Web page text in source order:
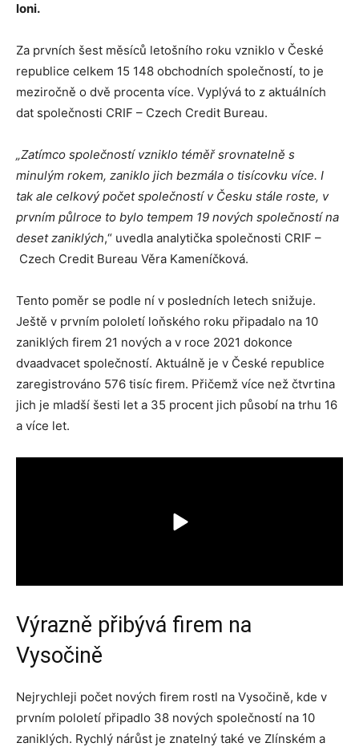
loni.
Za prvních šest měsíců letošního roku vzniklo v České
republice celkem 15 148 obchodních společností, to je
meziročně o dvě procenta více. Vyplývá to z aktuálních
dat společnosti CRIF – Czech Credit Bureau.
„Zatímco společností vzniklo téměř srovnatelně s
minulým rokem, zaniklo jich bezmála o tisícovku více. I
tak ale celkový počet společností v Česku stále roste, v
prvním půlroce to bylo tempem 19 nových společností na
deset zaniklých,“ uvedla analytička společnosti CRIF –
Czech Credit Bureau Věra Kameníčková.
Tento poměr se podle ní v posledních letech snižuje.
Ještě v prvním pololetí loňského roku připadalo na 10
zaniklých firem 21 nových a v roce 2021 dokonce
dvaadvacet společností. Aktuálně je v České republice
zaregistrováno 576 tisíc firem. Přičemž více než čtvrtina
jich je mladší šesti let a 35 procent jich působí na trhu 16
a více let.
Výrazně přibývá firem na
Vysočině
Nejrychleji počet nových firem rostl na Vysočině, kde v
prvním pololetí připadlo 38 nových společností na 10
zaniklých. Rychlý nárůst je znatelný také ve Zlínském a